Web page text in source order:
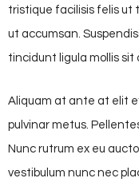
tristique facilisis felis ut
ut accumsan.
tincidunt ligula mollis sit
Aliquam at ante at elit
pulvinar metus.
Nunc rutrum ex eu
vestibulum nunc nec